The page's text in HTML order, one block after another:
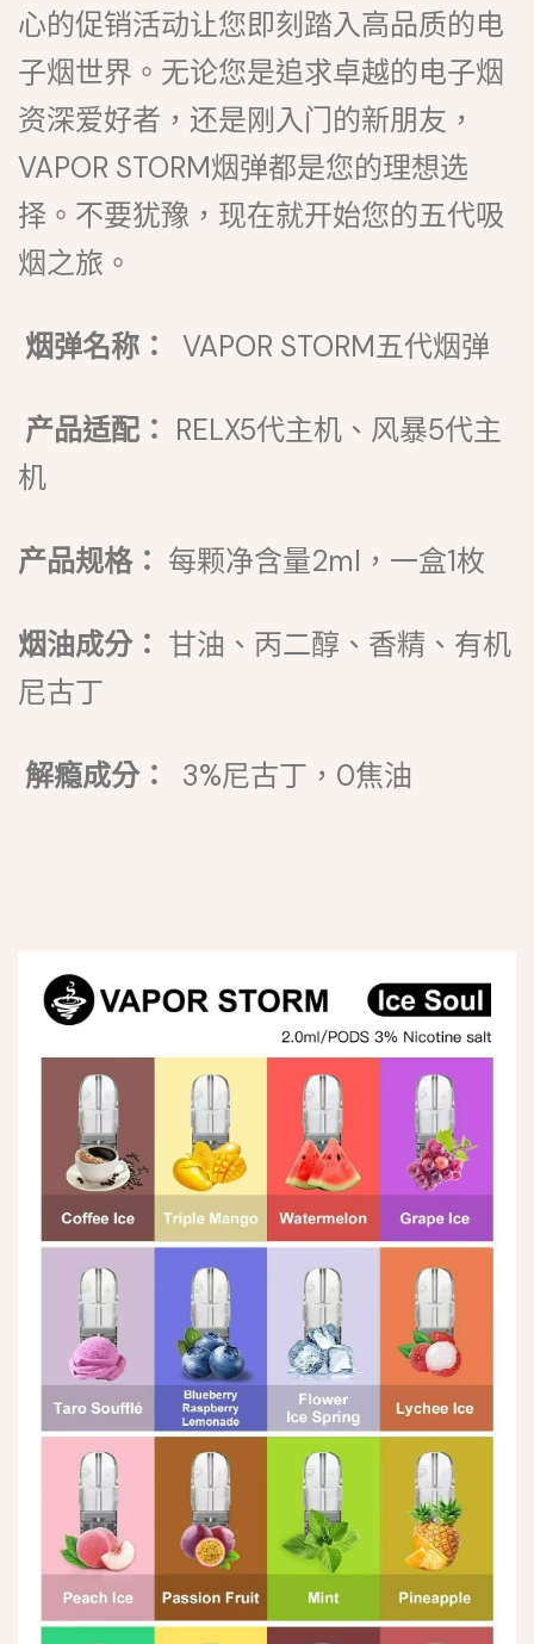
心的促销活动让您即刻踏入高品质的电
子烟世界。无论您是追求卓越的电子烟
资深爱好者，还是刚入门的新朋友，
VAPOR STORM烟弹都是您的理想选
择。不要犹豫，现在就开始您的五代吸
烟之旅。
烟弹名称： VAPOR STORM五代烟弹
产品适配： RELX5代主机、风暴5代主
机
产品规格： 每颗净含量2ml，一盒1枚
烟油成分： 甘油、丙二醇、香精、有机
尼古丁
解瘾成分： 3%尼古丁，0焦油